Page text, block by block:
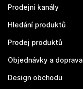
Prodejní kanály
Hledání produktů
Prodej produktů
Objednávky a doprava
Design obchodu